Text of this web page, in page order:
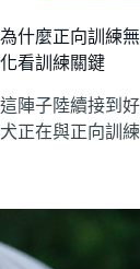
為什麼正向訓練
化看訓練關鍵
這陣子陸續接到
犬正在與正向訓